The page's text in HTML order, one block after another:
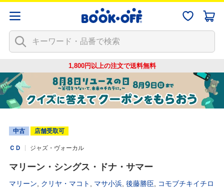
1,800円以上の注文で送料無料
中古 店舗受取可
ＣＤ ジャズ・ヴォーカル
マリーン・シングス・ドナ・サマー
マリーン クリヤ・マコト マサ小浜 後藤勝臣
コモブチキイチロ